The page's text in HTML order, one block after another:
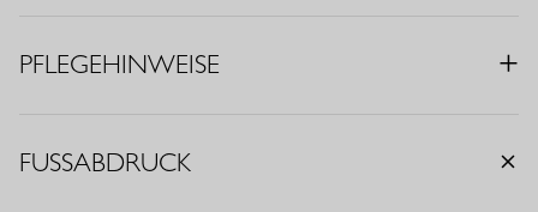
durch eine festere, reichhaltigere Qualität mit mehr Struktur und
Substanz, ohne auf Stretch und Tragekomfort zu verzichten. Der
PFLEGEHINWEISE
FUSSABDRUCK